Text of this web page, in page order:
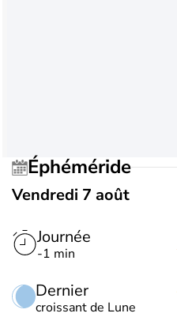
Éphéméride
Vendredi 7 août
Journée
-1 min
Dernier
croissant de Lune